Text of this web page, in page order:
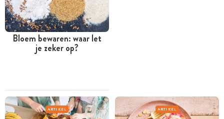
Bloem bewaren: waar let
je zeker op?
ARTIKEL ARTIKEL